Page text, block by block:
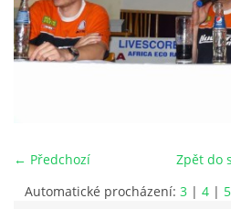
VIDEA
← Předchozí
Zpět do
Automatické procházení: 3 | 4 | 5